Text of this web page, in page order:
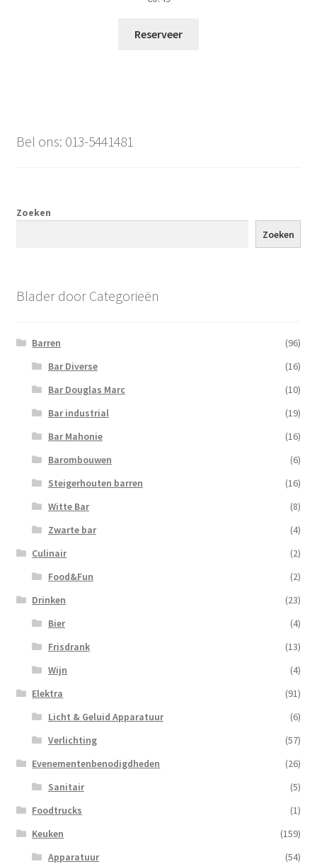
Reserveer
Bel ons: 013-5441481
Zoeken
Zoeken
Blader door Categorieën
Barren
(96)
Bar Diverse
(16)
Bar Douglas Marc
(10)
Bar industrial
(19)
Bar Mahonie
(16)
Barombouwen
(6)
Steigerhouten barren
(16)
Witte Bar
(8)
Zwarte bar
(4)
Culinair
(2)
Food&Fun
(2)
Drinken
(23)
Bier
(4)
Frisdrank
(13)
Wijn
(4)
Elektra
(91)
Licht & Geluid Apparatuur
(6)
Verlichting
(57)
Evenementenbenodigdheden
(26)
Sanitair
(5)
Foodtrucks
(1)
Keuken
(159)
Apparatuur
(54)